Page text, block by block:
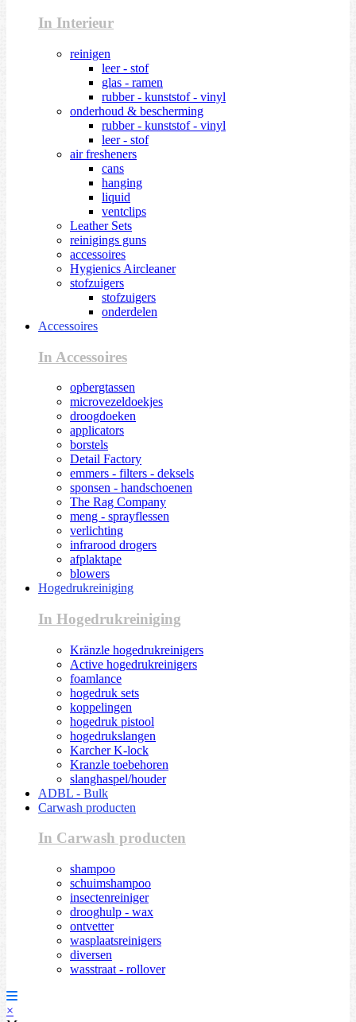
In Interieur
reinigen
leer - stof
glas - ramen
rubber - kunststof - vinyl
onderhoud & bescherming
rubber - kunststof - vinyl
leer - stof
air fresheners
cans
hanging
liquid
ventclips
Leather Sets
reinigings guns
accessoires
Hygienics Aircleaner
stofzuigers
stofzuigers
onderdelen
Accessoires
In Accessoires
opbergtassen
microvezeldoekjes
droogdoeken
applicators
borstels
Detail Factory
emmers - filters - deksels
sponsen - handschoenen
The Rag Company
meng - sprayflessen
verlichting
infrarood drogers
afplaktape
blowers
Hogedrukreiniging
In Hogedrukreiniging
Kränzle hogedrukreinigers
Active hogedrukreinigers
foamlance
hogedruk sets
koppelingen
hogedruk pistool
hogedrukslangen
Karcher K-lock
Kranzle toebehoren
slanghaspel/houder
ADBL - Bulk
Carwash producten
In Carwash producten
shampoo
schuimshampoo
insectenreiniger
drooghulp - wax
ontvetter
wasplaatsreinigers
diversen
wasstraat - rollover
×